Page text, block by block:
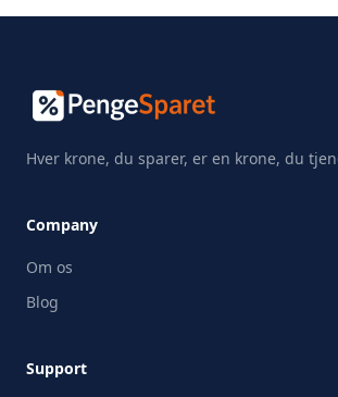
Hver krone, du sparer, er en krone, du
Company
Om os
Blog
Support